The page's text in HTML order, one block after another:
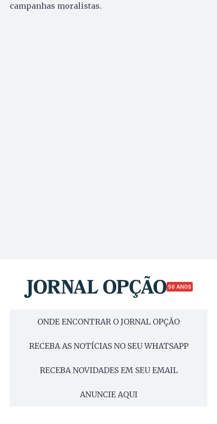
campanhas moralistas.
50 ANOS
ONDE ENCONTRAR O JORNAL OPÇÃO
RECEBA AS NOTÍCIAS NO SEU WHATSAPP
RECEBA NOVIDADES EM SEU EMAIL
ANUNCIE AQUI